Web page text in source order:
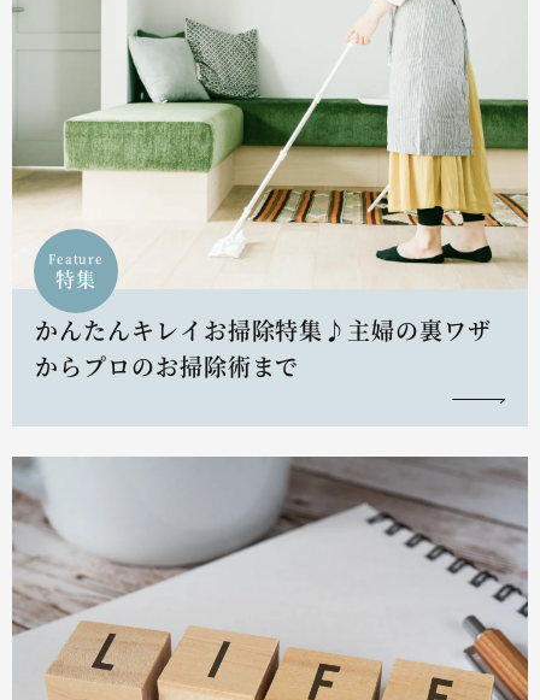
Feature
特集
かんたんキレイお掃除特集♪主婦の裏ワザ
からプロのお掃除術まで